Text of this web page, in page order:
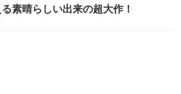
る素晴らしい出来の超大作！